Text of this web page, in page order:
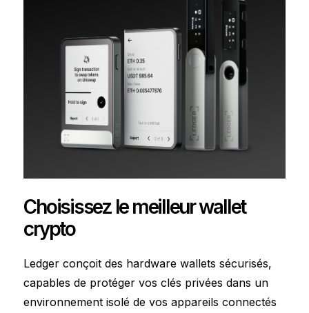
Choisissez le meilleur wallet
crypto
Ledger conçoit des hardware wallets sécurisés,
capables de protéger vos clés privées dans un
environnement isolé de vos appareils connectés